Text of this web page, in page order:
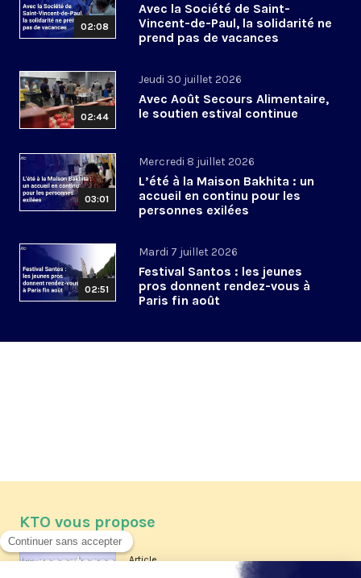
02:08
Avec la Société de Saint-
Vincent-de-Paul, la solidarité ne
prend pas de vacances
02:44
Jeudi 30 juillet 2026
Avec Août Secours Alimentaire,
le soutien estival continue
03:01
Mercredi 8 juillet 2026
L’été à la Maison Bakhita : un
accueil en continu pour les
personnes exilées
02:51
Mardi 7 juillet 2026
Festival Santos : les jeunes
pros donnent rendez-vous à
Paris fin août
KTO vous propose
Article